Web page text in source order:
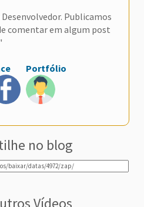
Desenvolvedor. Publicamos
comentar em algum post
Portfólio
no blog
Vídeos